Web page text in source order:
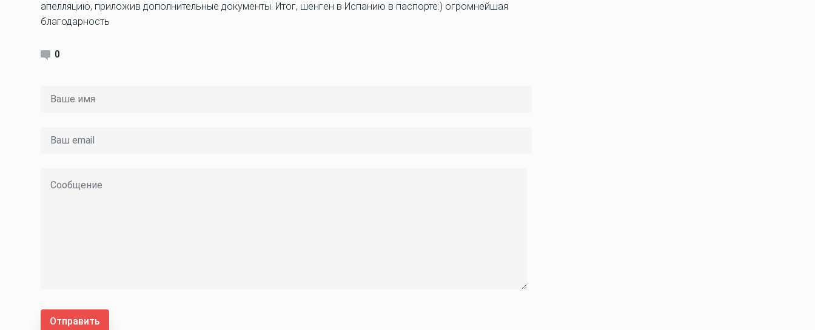
апелляцию, приложив дополнительные документы. Итог, шенген в Испанию в паспорте:) огромнейшая
благодарность
0
Отправить